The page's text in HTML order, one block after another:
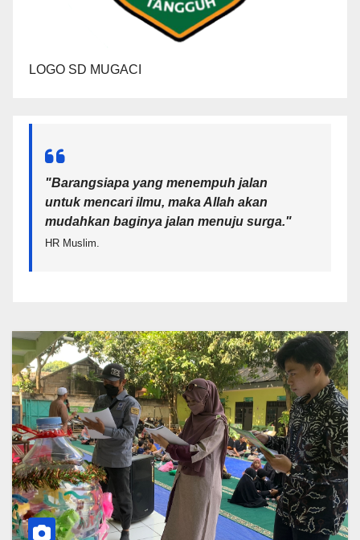
LOGO SD MUGACI
"Barangsiapa yang menempuh jalan
untuk mencari ilmu, maka Allah akan
mudahkan baginya jalan menuju surga."
HR Muslim.